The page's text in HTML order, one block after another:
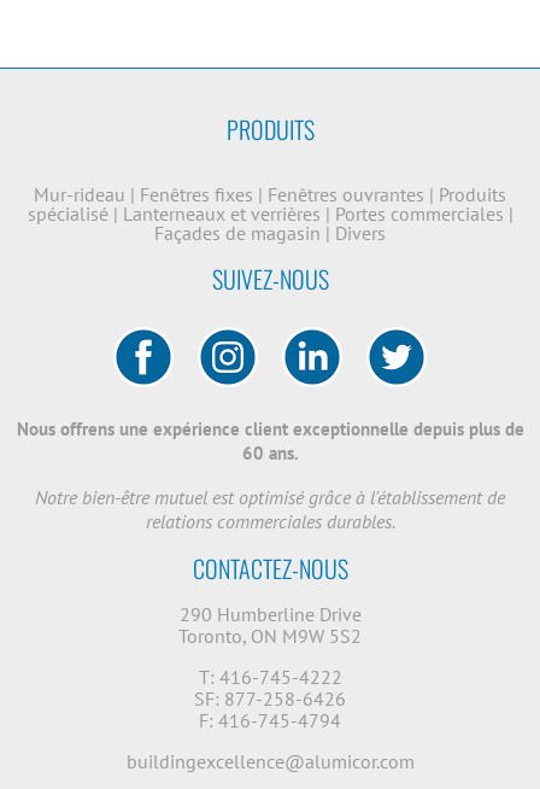
PRODUITS
Mur-rideau | Fenêtres fixes | Fenêtres ouvrantes | Produits
spécialisé | Lanterneaux et verrières | Portes commerciales |
Façades de magasin | Divers
SUIVEZ-NOUS
Nous offrens une expérience client exceptionnelle depuis plus de
60 ans.
Notre bien-être mutuel est optimisé grâce à l'établissement de
relations commerciales durables.
CONTACTEZ-NOUS
290 Humberline Drive
Toronto, ON M9W 5S2
T: 416-745-4222
SF: 877-258-6426
F: 416-745-4794
buildingexcellence@alumicor.com